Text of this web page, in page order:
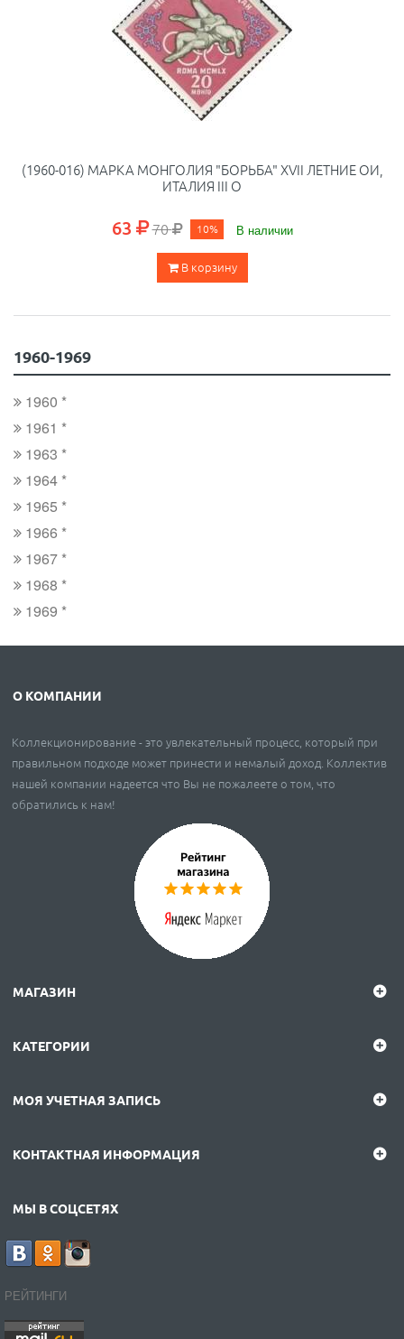
(1960-016) МАРКА МОНГОЛИЯ "БОРЬБА" XVII ЛЕТНИЕ ОИ,
ИТАЛИЯ III O
63 70 10% В наличии
В корзину
1960-1969
1960 *
1961 *
1963 *
1964 *
1965 *
1966 *
1967 *
1968 *
1969 *
О КОМПАНИИ
Коллекционирование - это увлекательный процесс, который при
правильном подходе может принести и немалый доход. Коллектив
нашей компании надеется что Вы не пожалеете о том, что
обратились к нам!
МАГАЗИН
КАТЕГОРИИ
МОЯ УЧЕТНАЯ ЗАПИСЬ
КОНТАКТНАЯ ИНФОРМАЦИЯ
МЫ В СОЦСЕТЯХ
РЕЙТИНГИ